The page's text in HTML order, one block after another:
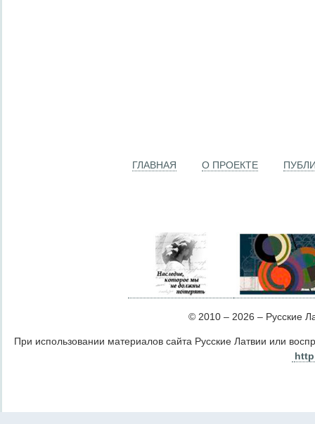
ГЛАВНАЯ О ПРОЕКТЕ
© 2010 – 2026 – Русские
При использовании материалов сайта Русские Латвии или